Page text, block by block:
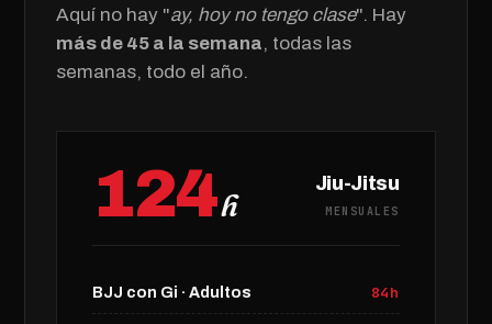
Aquí no hay "ay, hoy no tengo clase". Hay
más de 45 a la semana, todas las
semanas, todo el año.
124h
Jiu-Jitsu
MENSUALES
BJJ con Gi · Adultos 84h